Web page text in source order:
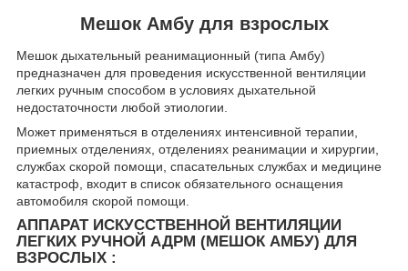
Мешок Амбу для взрослых
Мешок дыхательный реанимационный (типа Амбу)
предназначен для проведения искусственной вентиляции
легких ручным способом в условиях дыхательной
недостаточности любой этиологии.
Может применяться в отделениях интенсивной терапии,
приемных отделениях, отделениях реанимации и хирургии,
службах скорой помощи, спасательных службах и медицине
катастроф, входит в список обязательного оснащения
автомобиля скорой помощи.
АППАРАТ ИСКУССТВЕННОЙ ВЕНТИЛЯЦИИ
ЛЕГКИХ РУЧНОЙ АДРМ (МЕШОК АМБУ) ДЛЯ
ВЗРОСЛЫХ :